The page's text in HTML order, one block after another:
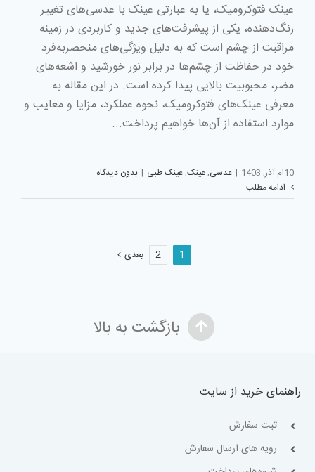
عینک فتوکرومیک، یا به عبارتی عینک با عدسی‌های تغییر
رنگ‌دهنده، یکی از پیشرفت‌های جدید و کاربردی در زمینه
مراقبت از چشم است که به دلیل ویژگی‌های منحصربه‌فرد
خود در حفاظت از چشم‌ها در برابر نور خورشید و اشعه‌های
مضر، محبوبیت بالایی پیدا کرده است. در این مقاله به
معرفی عینک‌های فتوکرومیک، نحوه عملکرد، مزایا و معایب و
موارد استفاده از آن‌ها خواهیم پرداخت...
10ام آذر, 1403 | عدسی,عینک,عینک طبی | بدون دیدگاه
ادامه مطلب
1
2 بعدی
بازگشت به بالا
راهنمای خرید از سایت
ثبت سفارش
رویه های ارسال سفارش